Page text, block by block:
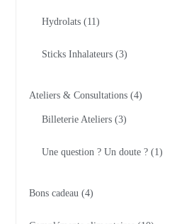
Hydrolats 11
Sticks Inhalateurs 3
Ateliers & Consultations 4
Billeterie Ateliers 3
Une question ? Un doute ? 1
Bons cadeau 4